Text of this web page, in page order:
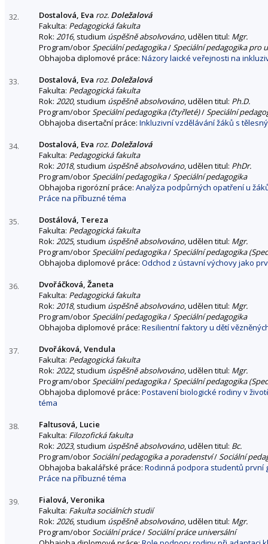
32. Dostalová, Eva roz. Doležalová
Fakulta: Pedagogická fakulta
Rok: 2016, studium úspěšně absolvováno, udělen titul: Mgr.
Program/oborSpeciální pedagogika/Speciální pedagogika pro
Obhajoba diplomové práce: Názory laické veřejnosti na
33. Dostalová, Eva roz. Doležalová
Fakulta: Pedagogická fakulta
Rok: 2020, studium úspěšně absolvováno, udělen titul: Ph.D.
Program/oborSpeciální pedagogika (čtyřleté)/Speciální
Obhajoba disertační práce: Inkluzivní vzdělávání žáků s
34. Dostalová, Eva roz. Doležalová
Fakulta: Pedagogická fakulta
Rok: 2018, studium úspěšně absolvováno, udělen titul: PhDr.
Program/oborSpeciální pedagogika/Speciální pedagogika
Obhajoba rigorózní práce: Analýza podpůrných opatření u
Práce na příbuzné téma
35.
Dostálová, Tereza
Fakulta: Pedagogická fakulta
Rok: 2025, studium úspěšně absolvováno, udělen titul: Mgr.
Program/oborSpeciální pedagogika/Speciální pedagogika
Obhajoba diplomové práce: Odchod z ústavní výchovy jako
36.
Dvořáčková, Žaneta
Fakulta: Pedagogická fakulta
Rok: 2018, studium úspěšně absolvováno, udělen titul: Mgr.
Program/oborSpeciální pedagogika/Speciální pedagogika
Obhajoba diplomové práce: Resilientní faktory u dětí
37.
Dvořáková, Vendula
Fakulta: Pedagogická fakulta
Rok: 2022, studium úspěšně absolvováno, udělen titul: Mgr.
Program/oborSpeciální pedagogika/Speciální pedagogika
Obhajoba diplomové práce: Postavení biologické rodiny v
téma
38.
Faltusová, Lucie
Fakulta: Filozofická fakulta
Rok: 2023, studium úspěšně absolvováno, udělen titul: Bc.
Program/oborSociální pedagogika a poradenství/Sociální
Obhajoba bakalářské práce: Rodinná podpora studentů první
Práce na příbuzné téma
39.
Fialová, Veronika
Fakulta: Fakulta sociálních studií
Rok: 2026, studium úspěšně absolvováno, udělen titul: Mgr.
Program/oborSociální práce/Sociální práce universální